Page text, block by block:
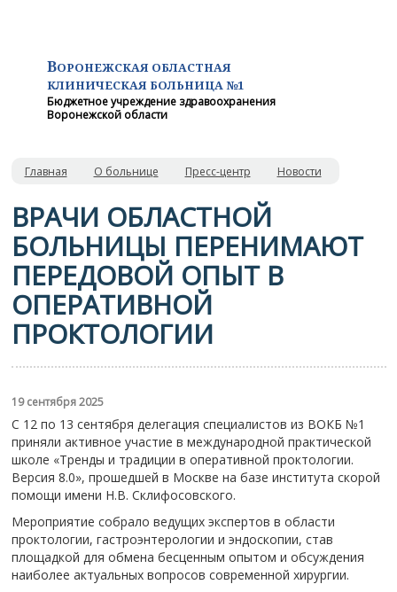
ВОРОНЕЖСКАЯ ОБЛАСТНАЯ
КЛИНИЧЕСКАЯ БОЛЬНИЦА №1
Бюджетное учреждение здравоохранения
Воронежской области
Главная О больнице Пресс-центр Новости
ВРАЧИ ОБЛАСТНОЙ
БОЛЬНИЦЫ ПЕРЕНИМАЮТ
ПЕРЕДОВОЙ ОПЫТ В
ОПЕРАТИВНОЙ
ПРОКТОЛОГИИ
19 сентября 2025
С 12 по 13 сентября делегация специалистов из ВОКБ №1
приняли активное участие в международной практической
школе «Тренды и традиции в оперативной проктологии.
Версия 8.0», прошедшей в Москве на базе института скорой
помощи имени Н.В. Склифосовского.
Мероприятие собрало ведущих экспертов в области
проктологии, гастроэнтерологии и эндоскопии, став
площадкой для обмена бесценным опытом и обсуждения
наиболее актуальных вопросов современной хирургии.